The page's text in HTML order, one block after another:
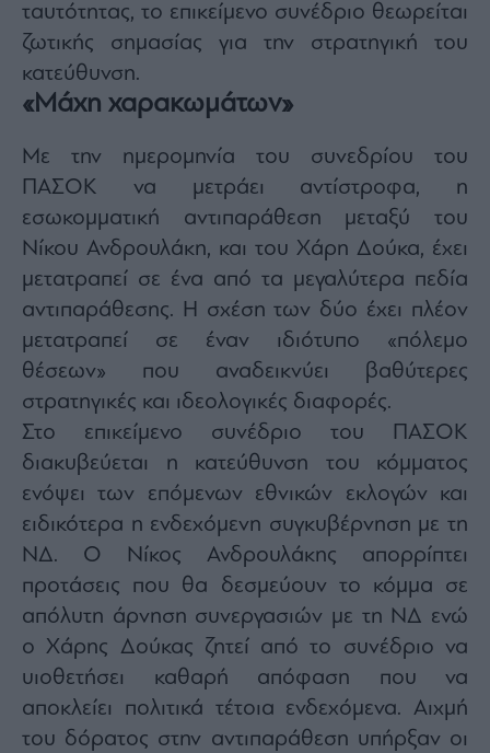
ταυτότητας, το επικείμενο συνέδριο θεωρείται
ζωτικής σημασίας για την στρατηγική του
κατεύθυνση.
«Μάχη χαρακωμάτων»
Με την ημερομηνία του συνεδρίου του
ΠΑΣΟΚ να μετράει αντίστροφα, η
εσωκομματική αντιπαράθεση μεταξύ του
Νίκου Ανδρουλάκη, και του Χάρη Δούκα, έχει
μετατραπεί σε ένα από τα μεγαλύτερα πεδία
αντιπαράθεσης. Η σχέση των δύο έχει πλέον
μετατραπεί σε έναν ιδιότυπο «πόλεμο
θέσεων» που αναδεικνύει βαθύτερες
στρατηγικές και ιδεολογικές διαφορές.
Στο επικείμενο συνέδριο του ΠΑΣΟΚ
διακυβεύεται η κατεύθυνση του κόμματος
ενόψει των επόμενων εθνικών εκλογών και
ειδικότερα η ενδεχόμενη συγκυβέρνηση με τη
ΝΔ. Ο Νίκος Ανδρουλάκης απορρίπτει
προτάσεις που θα δεσμεύουν το κόμμα σε
απόλυτη άρνηση συνεργασιών με τη ΝΔ ενώ
ο Χάρης Δούκας ζητεί από το συνέδριο να
υιοθετήσει καθαρή απόφαση που να
αποκλείει πολιτικά τέτοια ενδεχόμενα. Αιχμή
του δόρατος στην αντιπαράθεση υπήρξαν οι